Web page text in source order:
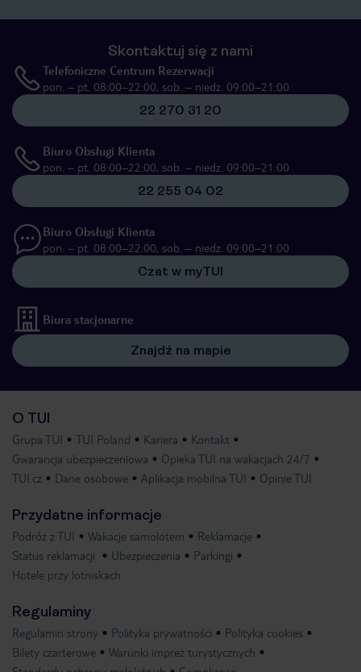
Skontaktuj się z nami
Telefoniczne Centrum Rezerwacji
pon. – pt. 08:00–22:00, sob. – niedz. 09:00–21:00
22 270 31 20
Biuro Obsługi Klienta
pon. – pt. 08:00–22:00, sob. – niedz. 09:00–21:00
22 255 04 02
Biuro Obsługi Klienta
pon. – pt. 08:00–22:00, sob. – niedz. 09:00–21:00
Czat w myTUI
Biura stacjonarne
Znajdź na mapie
O TUI
Grupa TUI TUI Poland Kariera
Kontakt
Gwarancja ubezpieczeniowa
Opieka TUI na wakacjach 24/7
TUI.cz
Dane osobowe Aplikacja mobilna TUI Opinie TUI
Przydatne informacje
Podróż z TUI Wakacje samolotem
Reklamacje
Status reklamacji
Ubezpieczenia
Parkingi
Hotele przy lotniskach
Regulaminy
Regulamin strony Polityka prywatności
Polityka cookies
Bilety czarterowe
Warunki imprez turystycznych